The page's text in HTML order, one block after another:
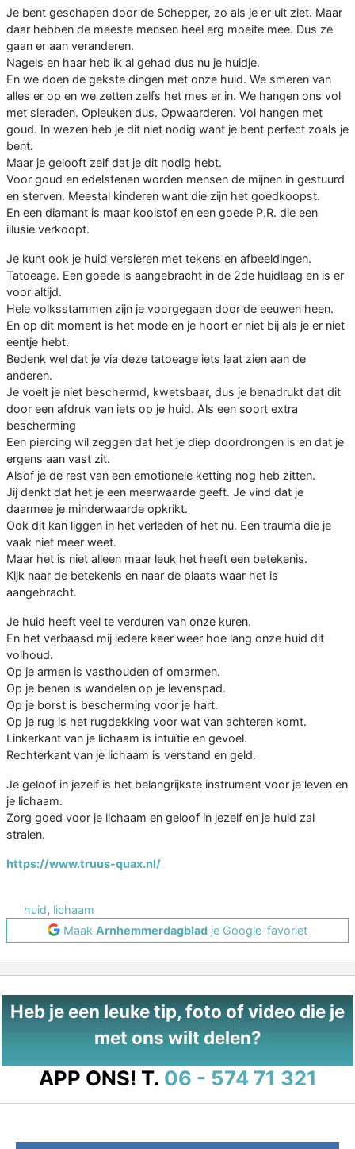
Je bent geschapen door de Schepper, zo als je er uit ziet. Maar
daar hebben de meeste mensen heel erg moeite mee. Dus ze
gaan er aan veranderen.
Nagels en haar heb ik al gehad dus nu je huidje.
En we doen de gekste dingen met onze huid. We smeren van
alles er op en we zetten zelfs het mes er in. We hangen ons vol
met sieraden. Opleuken dus. Opwaarderen. Vol hangen met
goud. In wezen heb je dit niet nodig want je bent perfect zoals je
bent.
Maar je gelooft zelf dat je dit nodig hebt.
Voor goud en edelstenen worden mensen de mijnen in gestuurd
en sterven. Meestal kinderen want die zijn het goedkoopst.
En een diamant is maar koolstof en een goede P.R. die een
illusie verkoopt.
Je kunt ook je huid versieren met tekens en afbeeldingen.
Tatoeage. Een goede is aangebracht in de 2de huidlaag en is er
voor altijd.
Hele volksstammen zijn je voorgegaan door de eeuwen heen.
En op dit moment is het mode en je hoort er niet bij als je er niet
eentje hebt.
Bedenk wel dat je via deze tatoeage iets laat zien aan de
anderen.
Je voelt je niet beschermd, kwetsbaar, dus je benadrukt dat dit
door een afdruk van iets op je huid. Als een soort extra
bescherming
Een piercing wil zeggen dat het je diep doordrongen is en dat je
ergens aan vast zit.
Alsof je de rest van een emotionele ketting nog heb zitten.
Jij denkt dat het je een meerwaarde geeft. Je vind dat je
daarmee je minderwaarde opkrikt.
Ook dit kan liggen in het verleden of het nu. Een trauma die je
vaak niet meer weet.
Maar het is niet alleen maar leuk het heeft een betekenis.
Kijk naar de betekenis en naar de plaats waar het is
aangebracht.
Je huid heeft veel te verduren van onze kuren.
En het verbaasd mij iedere keer weer hoe lang onze huid dit
volhoud.
Op je armen is vasthouden of omarmen.
Op je benen is wandelen op je levenspad.
Op je borst is bescherming voor je hart.
Op je rug is het rugdekking voor wat van achteren komt.
Linkerkant van je lichaam is intuïtie en gevoel.
Rechterkant van je lichaam is verstand en geld.
Je geloof in jezelf is het belangrijkste instrument voor je leven en
je lichaam.
Zorg goed voor je lichaam en geloof in jezelf en je huid zal
stralen.
https://www.truus-quax.nl/
huid, lichaam
Maak Arnhemmerdagblad je Google-favoriet
Heb je een leuke tip, foto of video die je
met ons wilt delen?
APP ONS! T. 06 - 574 71 321